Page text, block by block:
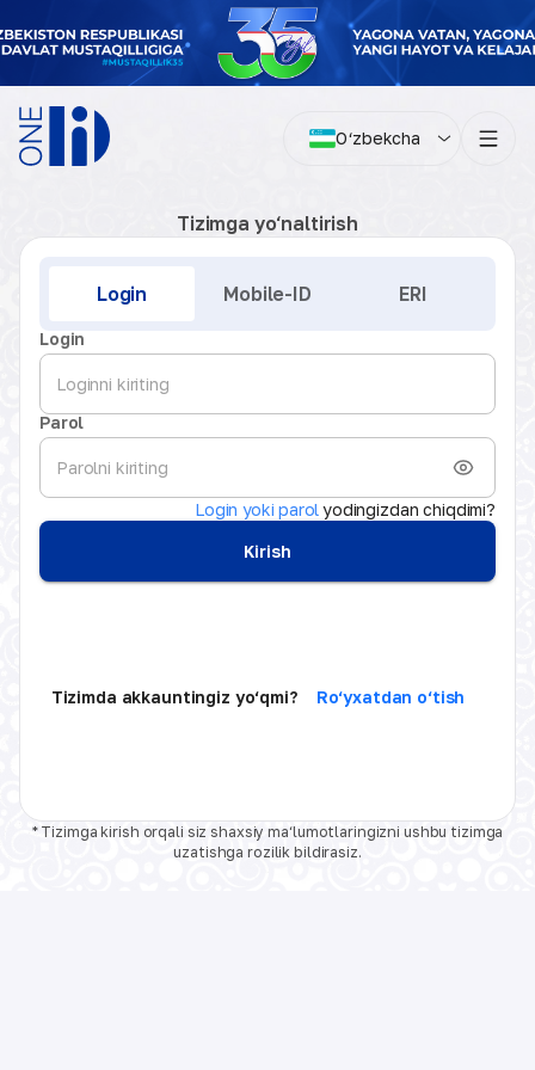
O‘zbekcha
Tizimga yo‘naltirish
Login Mobile-ID ERI
Login
Parol
Login yoki parolyodingizdan chiqdimi?
Kirish
Tizimda akkauntingiz yo‘qmi? Ro‘yxatdan o‘tish
* Tizimga kirish orqali siz shaxsiy ma‘lumotlaringizni ushbu tizimga
uzatishga rozilik bildirasiz.